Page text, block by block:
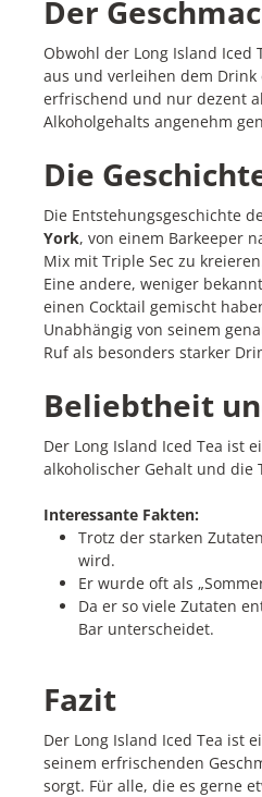
Der
Obwohl der Long Island Iced
aus und verleihen dem
erfrischend und nur dezent
Alkoholgehalts angenehm
Die
Die Entstehungsgeschichte
York, von einem Barkeeper
Mix mit Triple Sec zu
Eine andere, weniger
einen Cocktail gemischt
Unabhängig von seinem
Ruf als besonders starker
Beliebtheit
Der Long Island Iced Tea ist
alkoholischer Gehalt und die
Interessante Fakten:
Trotz der starken
wird.
Er wurde oft als
Da er so viele Zutaten
Bar unterscheidet.
Fazit
Der Long Island Iced Tea ist
seinem erfrischenden
sorgt. Für alle, die es gerne